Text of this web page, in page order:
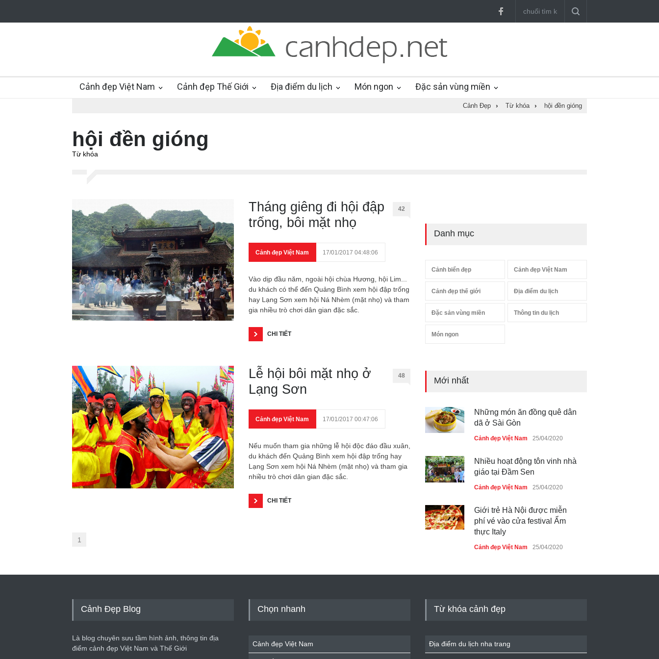
Cảnh đẹp Việt Nam Cảnh đẹp Thế Giới Địa điểm du lịch Món ngon Đặc sản vùng miền
Cảnh Đẹp › Từ khóa › hội đền gióng
hội đền gióng
Từ khóa
Tháng giêng đi hội đập
trống, bôi mặt nhọ
42
Cảnh đẹp Việt Nam 17/01/2017 04:48:06
Vào dịp đầu năm, ngoài hội chùa Hương, hội Lim...
du khách có thể đến Quảng Bình xem hội đập trống
hay Lạng Sơn xem hội Ná Nhèm (mặt nhọ) và tham
gia nhiều trò chơi dân gian đặc sắc.
CHI TIẾT
Lễ hội bôi mặt nhọ ở
Lạng Sơn
48
Cảnh đẹp Việt Nam 17/01/2017 00:47:06
Nếu muốn tham gia những lễ hội độc đáo đầu xuân,
du khách đến Quảng Bình xem hội đập trống hay
Lạng Sơn xem hội Ná Nhèm (mặt nhọ) và tham gia
nhiều trò chơi dân gian đặc sắc.
CHI TIẾT
1
Danh mục
Cảnh biển đẹp Cảnh đẹp Việt Nam
Cảnh đẹp thế giới Địa điểm du lịch
Đặc sản vùng miền Thông tin du lịch
Món ngon
Mới nhất
Những món ăn đồng quê dân
dã ở Sài Gòn
Cảnh đẹp Việt Nam 25/04/2020
Nhiều hoạt động tôn vinh nhà
giáo tại Đầm Sen
Cảnh đẹp Việt Nam 25/04/2020
Giới trẻ Hà Nội được miễn
phí vé vào cửa festival Ẩm
thực Italy
Cảnh đẹp Việt Nam 25/04/2020
Cảnh đẹp Việt Nam
Cảnh Đẹp Blog
Là blog chuyên sưu tầm hình ảnh, thông tin địa
điểm cảnh đẹp Việt Nam và Thế Giới
Chọn nhanh
Cảnh đẹp Việt Nam
Từ khóa cảnh đẹp
Địa điểm du lịch nha trang